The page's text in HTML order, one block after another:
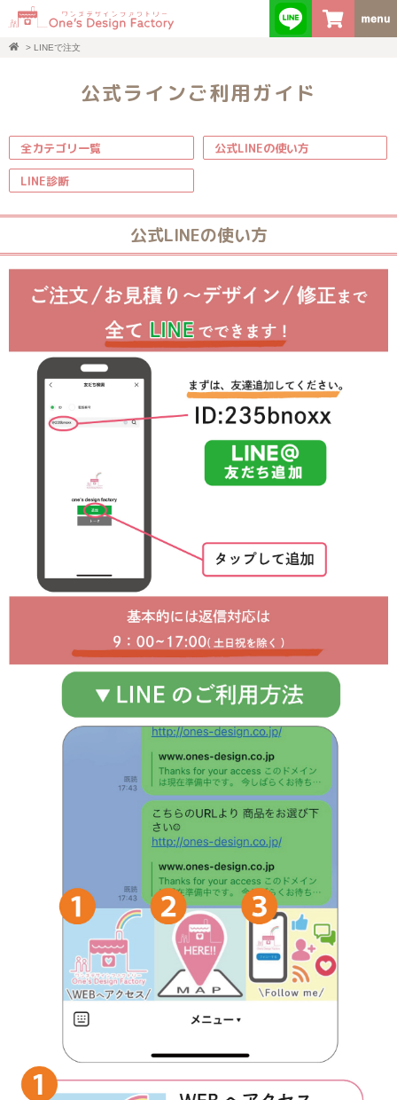
> LINEで注文
公式ラインご利用ガイド
全カテゴリ一覧 公式LINEの使い方
LINE診断
公式LINEの使い方